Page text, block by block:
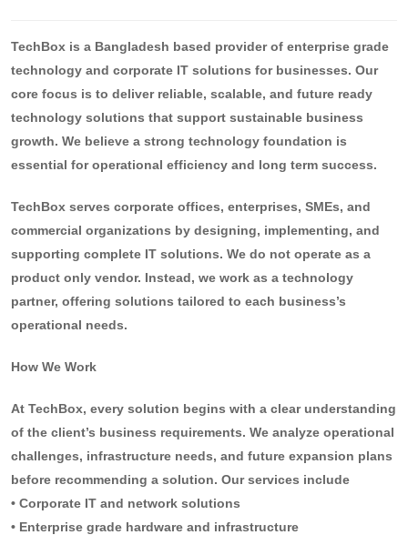
TechBox is a Bangladesh based provider of enterprise grade
technology and corporate IT solutions for businesses. Our
core focus is to deliver reliable, scalable, and future ready
technology solutions that support sustainable business
growth. We believe a strong technology foundation is
essential for operational efficiency and long term success.
TechBox serves corporate offices, enterprises, SMEs, and
commercial organizations by designing, implementing, and
supporting complete IT solutions. We do not operate as a
product only vendor. Instead, we work as a technology
partner, offering solutions tailored to each business’s
operational needs.
How We Work
At TechBox, every solution begins with a clear understanding
of the client’s business requirements. We analyze operational
challenges, infrastructure needs, and future expansion plans
before recommending a solution. Our services include
• Corporate IT and network solutions
• Enterprise grade hardware and infrastructure